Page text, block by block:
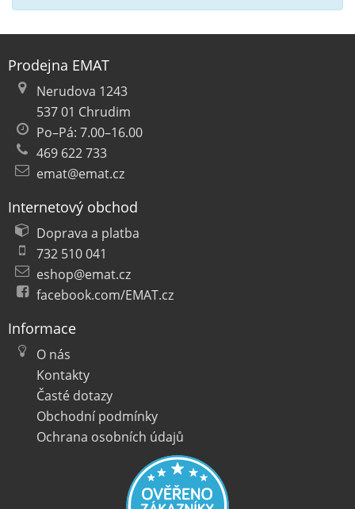
Prodejna EMAT
Nerudova 1243
537 01 Chrudim
Po–Pá: 7.00–16.00
469 622 733
emat@emat.cz
Internetový obchod
Doprava a platba
732 510 041
eshop@emat.cz
facebook.com/EMAT.cz
Informace
O nás
Kontakty
Časté dotazy
Obchodní podmínky
Ochrana osobních údajů